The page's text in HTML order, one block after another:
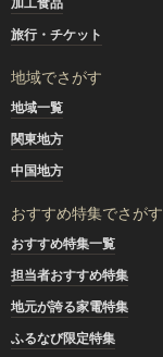
旅行・チケット
地域でさがす
地域一覧
関東地方
中国地方
おすすめ特集でさがす
おすすめ特集一覧
担当者おすすめ特集
地元が誇る家電特集
ふるなび限定特集